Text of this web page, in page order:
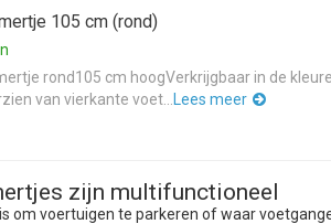
105 cm (rond)
rond105 cm hoogVerkrijgbaar in de
van vierkante voet...Lees meer
zijn multifunctioneel
om voertuigen te parkeren of waar